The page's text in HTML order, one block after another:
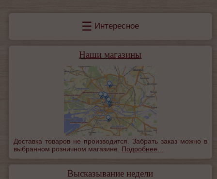
☰ Интересное
Наши магазины
Доставка товаров не производится. Забрать заказ можно в
выбранном розничном магазине. Подробнее...
Высказывание недели